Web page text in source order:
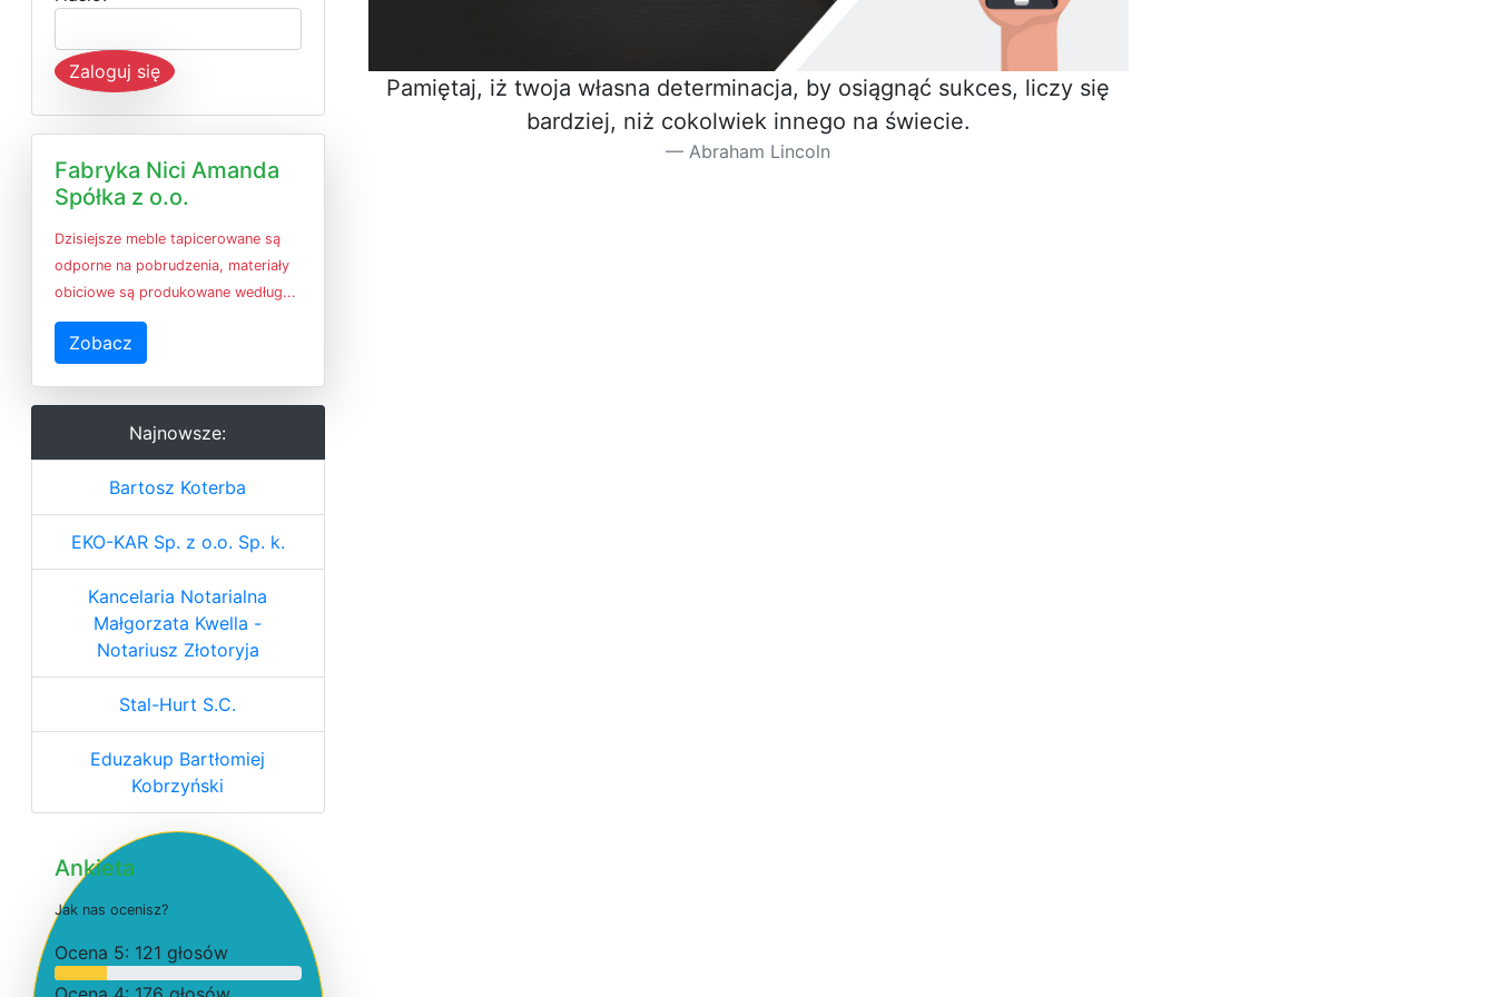
Zaloguj się
Fabryka Nici Amanda
Spółka z o.o.
Dzisiejsze meble tapicerowane są
odporne na pobrudzenia, materiały
obiciowe są produkowane według...
Zobacz
Najnowsze:
Bartosz Koterba
EKO-KAR Sp. z o.o. Sp. k.
Kancelaria Notarialna
Małgorzata Kwella -
Notariusz Złotoryja
Stal-Hurt S.C.
Eduzakup Bartłomiej
Kobrzyński
Ankieta
Jak nas ocenisz?
Ocena 5: 121 głosów
Pamiętaj, iż twoja własna determinacja, by osiągnąć sukces, liczy się
bardziej, niż cokolwiek innego na świecie.
Abraham Lincoln